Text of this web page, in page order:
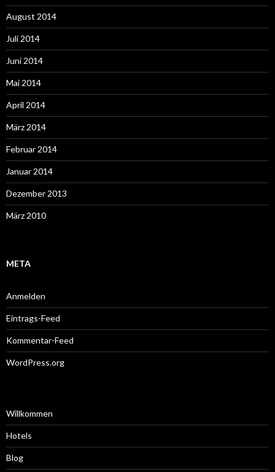
August 2014
Juli 2014
Juni 2014
Mai 2014
April 2014
März 2014
Februar 2014
Januar 2014
Dezember 2013
März 2010
META
Anmelden
Eintrags-Feed
Kommentar-Feed
WordPress.org
Willkommen
Hotels
Blog